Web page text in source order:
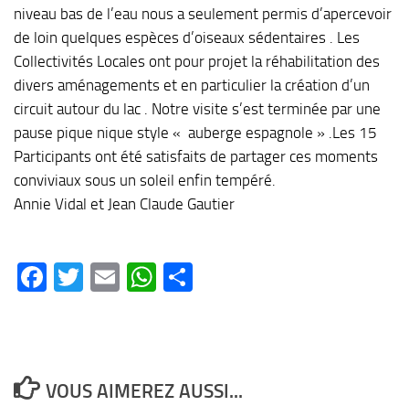
niveau bas de l’eau nous a seulement permis d’apercevoir
de loin quelques espèces d’oiseaux sédentaires . Les
Collectivités Locales ont pour projet la réhabilitation des
divers aménagements et en particulier la création d’un
circuit autour du lac . Notre visite s’est terminée par une
pause pique nique style « auberge espagnole » .Les 15
Participants ont été satisfaits de partager ces moments
conviviaux sous un soleil enfin tempéré.
Annie Vidal et Jean Claude Gautier
Facebook
Twitter
EmailWhatsApp
VOUS AIMEREZ AUSSI...